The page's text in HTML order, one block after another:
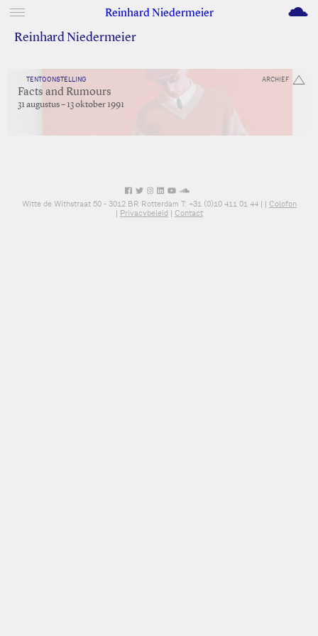
Reinhard Niedermeier M
Reinhard Niedermeier
ARCHIEF
TENTOONSTELLING
Facts and Rumours
31 augustus – 13 oktober 1991
Witte de Withstraat 50 - 3012 BR Rotterdam T: +31 (0)10 411 01 44 | | Colofon
| Privacybeleid| Contact